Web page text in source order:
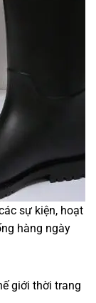
sự kiện, hoạt
hàng ngày
giới thời trang